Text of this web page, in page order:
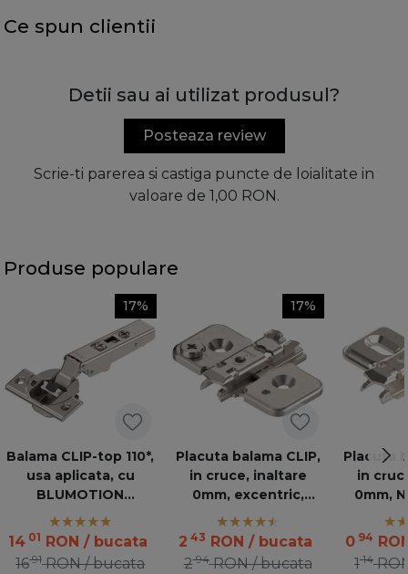
Ce spun clientii
Detii sau ai utilizat produsul?
Posteaza review
Scrie-ti parerea si castiga puncte de loialitate in
valoare de 1,00 RON.
Produse populare
17%
Balama CLIP-top 110*,
usa aplicata, cu
BLUMOTION
incorporat
14 01 RON / bucata
1691 RON / bucata
17%
Placuta balama CLIP,
in cruce, inaltare
0mm, excentric,
nichelata 173H7100
2 43 RON / bucata
294 RON / bucata
Placuta
in
0mm,
0 94
114